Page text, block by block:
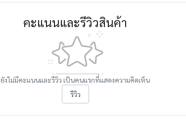
คะแนนและรีวิวสินค้า
ยังไม่มีคะแนนและรีวิว เป็นคนแรกที่แสดงความคิดเห็น
รีวิว